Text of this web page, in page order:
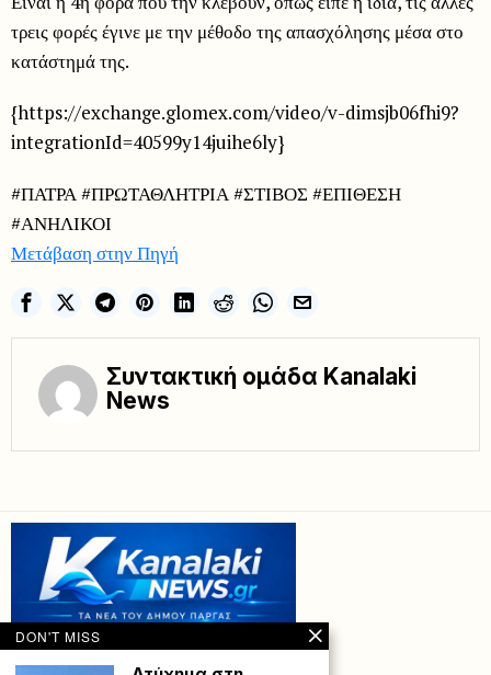
τρεις φορές έγινε με την μέθοδο της απασχόλησης μέσα στο
κατάστημά της.
{https://exchange.glomex.com/video/v-dimsjb06fhi9?
integrationId=40599y14juihe6ly}
#ΠΑΤΡΑ #ΠΡΩΤΑΘΛΗΤΡΙΑ #ΣΤΙΒΟΣ #ΕΠΙΘΕΣΗ
#ΑΝΗΛΙΚΟΙ
Μετάβαση στην Πηγή
Συντακτική ομάδα Kanalaki
News
DON'T MISS